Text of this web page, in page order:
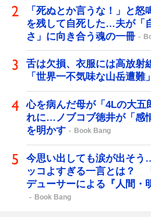
「死ぬとか言うな！」と
を残して自死した…夫が「
さ」に向き合う魂の一冊
舌は欠損、衣服には高放
「世界一不気味な山岳遭難
心を病んだ母が「4Lの大五
れに…ノブコブ徳井が「感
を明かす
Book Bang
今思い出しても涙が出そ
ッコよすぎる一言とは？
デューサーによる『人間・
Book Bang